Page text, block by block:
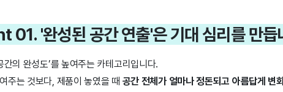
01. '완성된 공간 연출'은 기대 심리를 만듭
간의 완성도’를 높여주는 카테고리입니다.
주는 것보다, 제품이 놓였을 때 공간 전체가 얼마나 정돈되고 아름답게 변